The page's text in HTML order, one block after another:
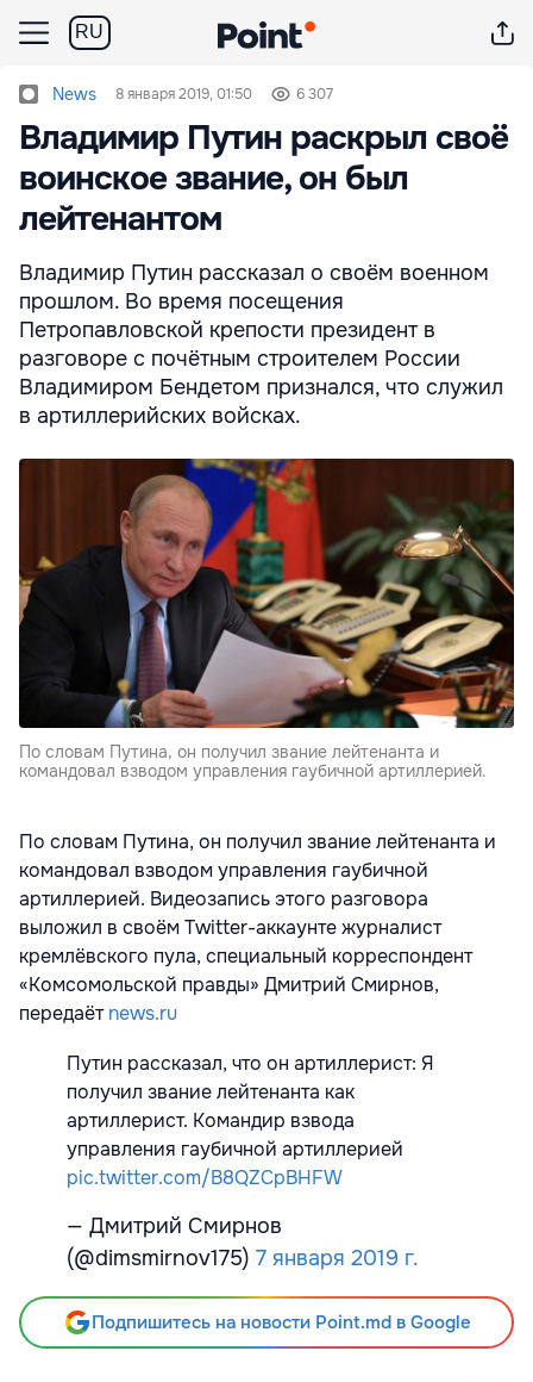
RU
News 8 января 2019, 01:50 6 307
Владимир Путин раскрыл своё
воинское звание, он был
лейтенантом
Владимир Путин рассказал о своём военном
прошлом. Во время посещения
Петропавловской крепости президент в
разговоре с почётным строителем России
Владимиром Бендетом признался, что служил
в артиллерийских войсках.
По словам Путина, он получил звание лейтенанта и
командовал взводом управления гаубичной артиллерией.
По словам Путина, он получил звание лейтенанта и
командовал взводом управления гаубичной
артиллерией. Видеозапись этого разговора
выложил в своём Twitter-аккаунте журналист
кремлёвского пула, специальный корреспондент
«Комсомольской правды» Дмитрий Смирнов,
передаётnews.ru
Путин рассказал, что он артиллерист: Я
получил звание лейтенанта как
артиллерист. Командир взвода
управления гаубичной артиллерией
pic.twitter.com/B8QZCpBHFW
— Дмитрий Смирнов
(@dimsmirnov175) 7 января 2019 г.
Подпишитесь на новости Point.md в Google